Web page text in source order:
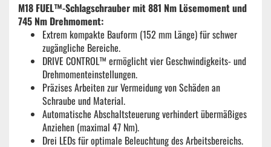
M18 FUEL™-Schlagschrauber mit 881 Nm Lösemoment und
745 Nm Drehmoment:
Extrem kompakte Bauform (152 mm Länge) für schwer
zugängliche Bereiche.
DRIVE CONTROL™ ermöglicht vier Geschwindigkeits- und
Drehmomenteinstellungen.
Präzises Arbeiten zur Vermeidung von Schäden an
Schraube und Material.
Automatische Abschaltsteuerung verhindert übermäßiges
Anziehen (maximal 47 Nm).
Drei LEDs für optimale Beleuchtung des Arbeitsbereichs.